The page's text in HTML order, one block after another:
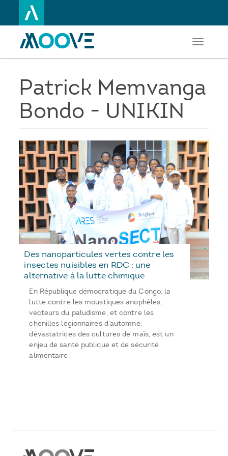
au
principal
Toggle
Patrick Memvanga
Bondo - UNIKIN
Des nanoparticules vertes contre les
insectes nuisibles en RDC : une
alternative à la lutte chimique
En République démocratique du Congo, la
lutte contre les moustiques anophèles,
vecteurs du paludisme, et contre les
chenilles légionnaires d’automne,
dévastatrices des cultures de maïs, est un
enjeu de santé publique et de sécurité
alimentaire.